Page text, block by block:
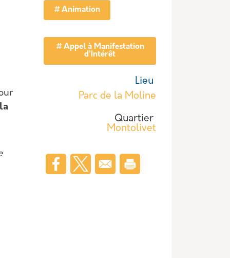
Animation
Tag actu
Appel à Manifestation
d'Intérêt
Lieu
Parc de la Moline
Quartier
Montolivet